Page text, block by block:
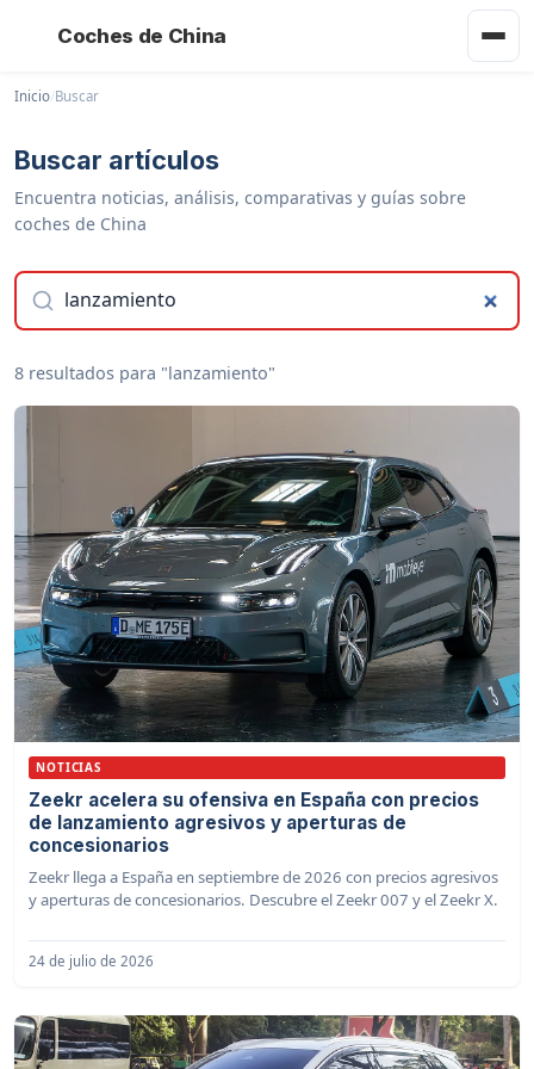
Coches de China
Inicio/Buscar
Buscar artículos
Encuentra noticias, análisis, comparativas y guías sobre
coches de China
8 resultados para "lanzamiento"
NOTICIAS
Zeekr acelera su ofensiva en España con precios
de lanzamiento agresivos y aperturas de
concesionarios
Zeekr llega a España en septiembre de 2026 con precios agresivos
y aperturas de concesionarios. Descubre el Zeekr 007 y el Zeekr X.
24 de julio de 2026